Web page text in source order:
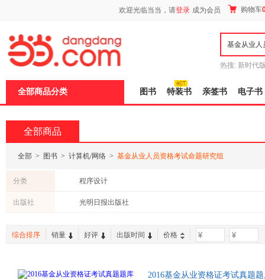
欢迎光临当当，请登录 成为会员 购物车
热搜: 新时代
全部商品分类 图书 特装书 亲签书 电子书
全部商品
全部 > 图书 > 计算机/网络 > 基金从业人员资格考试命题研究组
分类 程序设计
出版社 光明日报出版社
综合排序 销量 好评 出版时间 价格 -
2016基金从业资格证考试真题
页
加